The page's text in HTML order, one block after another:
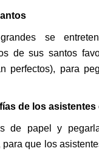
se
de sus santos
perfectos), para
de los asistentes
de papel y
para que los